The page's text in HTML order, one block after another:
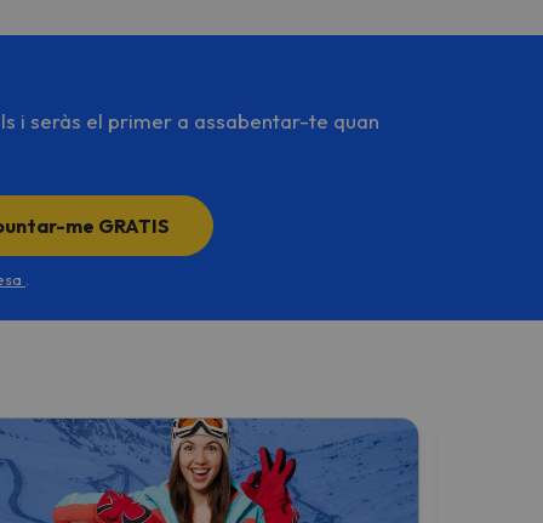
i seràs el primer a assabentar-te quan
me GRATIS